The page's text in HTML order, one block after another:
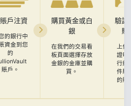
戶注資
的銀行中
資金到您
的
賬戶。
購買黃金或白
銀
在我們的交易看
板頁面選擇存放
金銀的金庫並購
買。
驗證
賬
上傳
證明
行結
件驗
的賬